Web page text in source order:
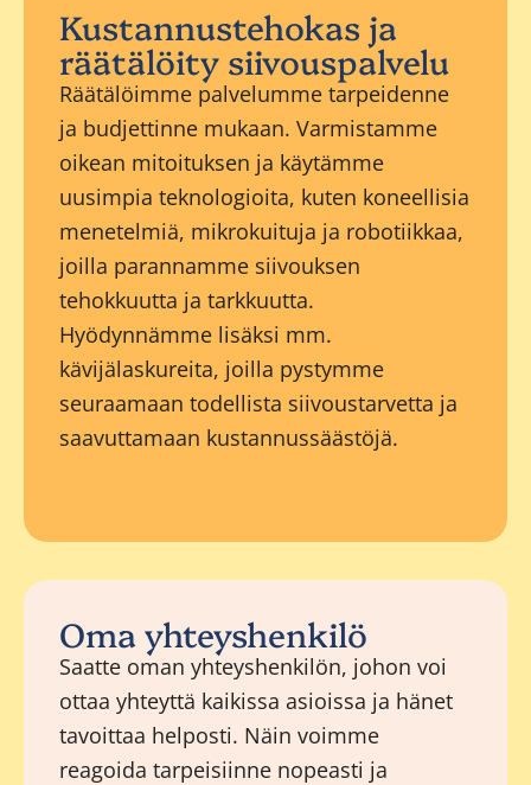
Kustannustehokas ja
räätälöity siivouspalvelu
Räätälöimme palvelumme tarpeidenne
ja budjettinne mukaan. Varmistamme
oikean mitoituksen ja käytämme
uusimpia teknologioita, kuten koneellisia
menetelmiä, mikrokuituja ja robotiikkaa,
joilla parannamme siivouksen
tehokkuutta ja tarkkuutta.
Hyödynnämme lisäksi mm.
kävijälaskureita, joilla pystymme
seuraamaan todellista siivoustarvetta ja
saavuttamaan kustannussäästöjä.
Oma yhteyshenkilö
Saatte oman yhteyshenkilön, johon voi
ottaa yhteyttä kaikissa asioissa ja hänet
tavoittaa helposti. Näin voimme
reagoida tarpeisiinne nopeasti ja